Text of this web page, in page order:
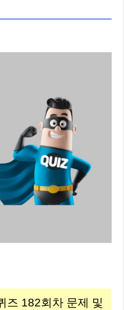
즈 182회차 문제 및